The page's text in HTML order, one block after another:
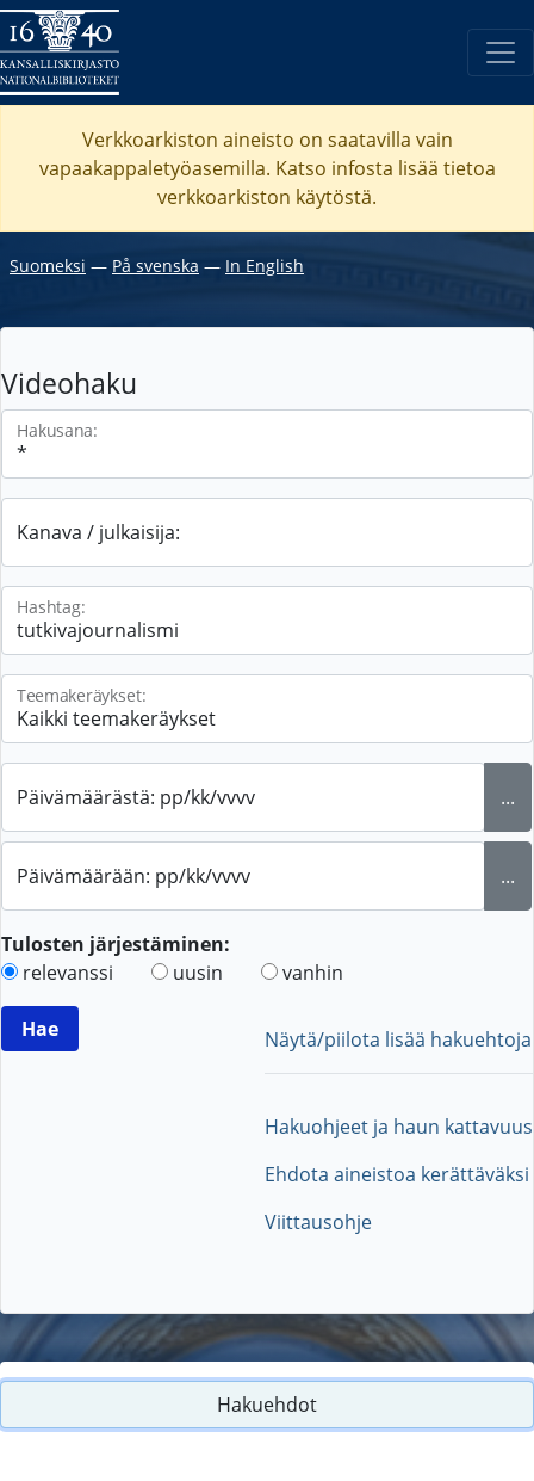
Verkkoarkiston aineisto on saatavilla vain
vapaakappaletyöasemilla. Katso infosta lisää tietoa
verkkoarkiston käytöstä.
Suomeksi ― På svenska ― In English
Videohaku
Hakusana:
Kanava / julkaisija:
Hashtag:
Teemakeräykset:
Päivämäärästä: pp/kk/vvvv ...
Päivämäärään: pp/kk/vvvv ...
Tulosten järjestäminen:
relevanssi
uusin vanhin
Näytä/piilota lisää hakuehtoja
Hakuohjeet ja haun kattavuus
Ehdota aineistoa kerättäväksi
Viittausohje
Hakuehdot